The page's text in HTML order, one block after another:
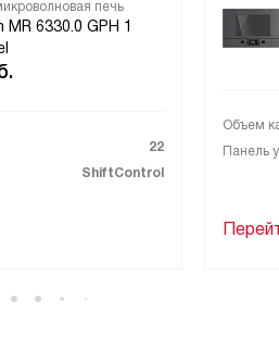
печь
6330.0 GPH 1
22
ShiftControl
Объем
Панель